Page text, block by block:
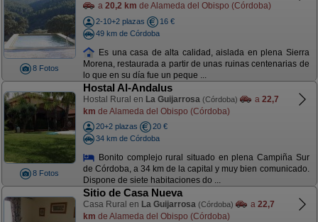
8 Fotos
a 20,2 km de Alameda del Obispo (Córdoba)
2-10+2 plazas
16 €
49 km de Córdoba
Es una casa de alta calidad, aislada en plena Sierra
Morena, restaurada a partir de unas ruinas centenarias de
lo que en su día fue un peque ...
8 Fotos
Hostal Al-Andalus
Hostal Rural en La Guijarrosa (Córdoba) a 22,7
km de Alameda del Obispo (Córdoba)
20+2 plazas
20 €
34 km de Córdoba
Bonito complejo rural situado en plena Campiña Sur
de Córdoba, a 34 km de la capital y muy bien comunicado.
Dispone de siete habitaciones do ...
Sitio de Casa Nueva
Casa Rural en La Guijarrosa (Córdoba) a 22,7
km de Alameda del Obispo (Córdoba)